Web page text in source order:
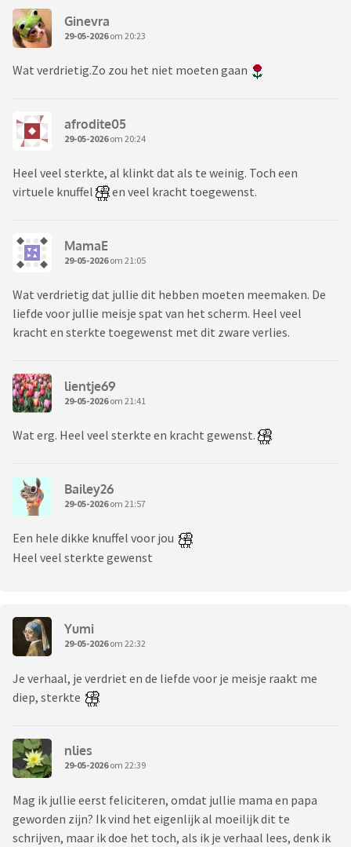
Ginevra
29-05-2026om 20:23
Wat verdrietig.Zo zou het niet moeten gaan
afrodite05
29-05-2026om 20:24
Heel veel sterkte, al klinkt dat als te weinig. Toch een
virtuele knuffel
en veel kracht toegewenst.
MamaE
29-05-2026om 21:05
Wat verdrietig dat jullie dit hebben moeten meemaken. De
liefde voor jullie meisje spat van het scherm. Heel veel
kracht en sterkte toegewenst met dit zware verlies.
lientje69
29-05-2026om 21:41
Wat erg. Heel veel sterkte en kracht gewenst.
Bailey26
29-05-2026om 21:57
Een hele dikke knuffel voor jou
Heel veel sterkte gewenst
Yumi
29-05-2026om 22:32
Je verhaal, je verdriet en de liefde voor je meisje raakt me
diep, sterkte
nlies
29-05-2026om 22:39
Mag ik jullie eerst feliciteren, omdat jullie mama en papa
geworden zijn? Ik vind het eigenlijk al moeilijk dit te
schrijven, maar ik doe het toch, als ik je verhaal lees, denk ik